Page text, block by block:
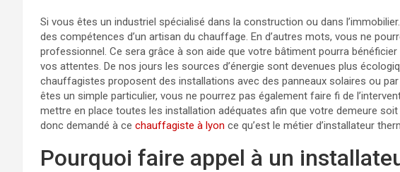
Si vous êtes un industriel spécialisé dans la construction ou dans
des compétences d’un artisan du chauffage. En d’autres mots, vous ne
professionnel. Ce sera grâce à son aide que votre bâtiment pourra
vos attentes. De nos jours les sources d’énergie sont devenues plus
chauffagistes proposent des installations avec des panneaux solaires ou par
êtes un simple particulier, vous ne pourrez pas également faire fi de
mettre en place toutes les installation adéquates afin que votre demeure
donc demandé à ce chauffagiste à lyon ce qu’est le métier d’installateur
Pourquoi faire appel à un